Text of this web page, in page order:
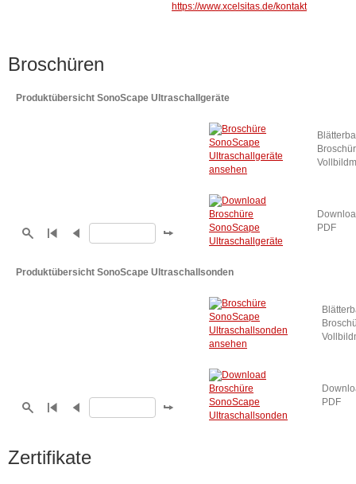
https://www.xcelsitas.de/kontakt
Broschüren
Produktübersicht SonoScape Ultraschallgeräte
PDF
Produktübersicht SonoScape Ultraschallsonden
PDF
Zertifikate